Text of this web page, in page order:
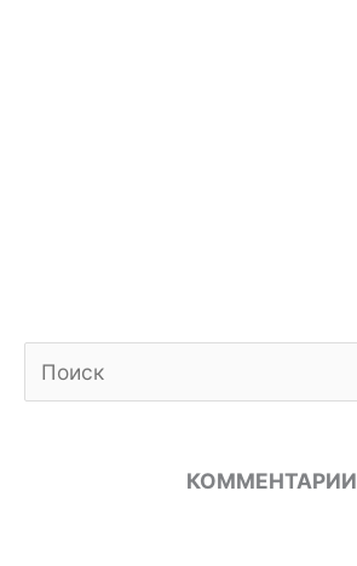
Поиск
КОММЕНТАРИИ